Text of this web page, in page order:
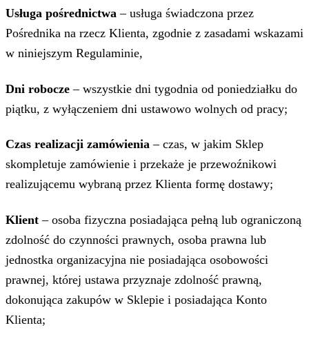
Usługa pośrednictwa – usługa świadczona przez
Pośrednika na rzecz Klienta, zgodnie z zasadami wskazami
w niniejszym Regulaminie,
Dni robocze – wszystkie dni tygodnia od poniedziałku do
piątku, z wyłączeniem dni ustawowo wolnych od pracy;
Czas realizacji zamówienia – czas, w jakim Sklep
skompletuje zamówienie i przekaże je przewoźnikowi
realizującemu wybraną przez Klienta formę dostawy;
Klient – osoba fizyczna posiadająca pełną lub ograniczoną
zdolność do czynności prawnych, osoba prawna lub
jednostka organizacyjna nie posiadająca osobowości
prawnej, której ustawa przyznaje zdolność prawną,
dokonująca zakupów w Sklepie i posiadająca Konto
Klienta;